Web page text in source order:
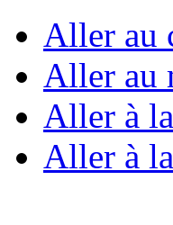
Aller au
Aller au
Aller à
Aller à